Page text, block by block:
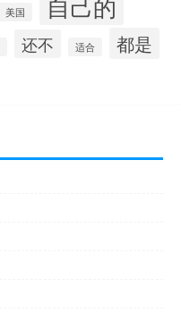
美国
还不 适合 都是